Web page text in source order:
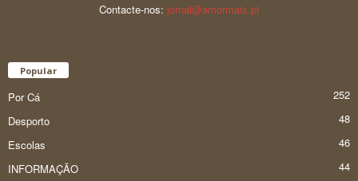
Contacte-nos: jornal@amormais.pt
Popular
Por Cá
252
Desporto
48
Escolas
46
INFORMAÇÃO
44